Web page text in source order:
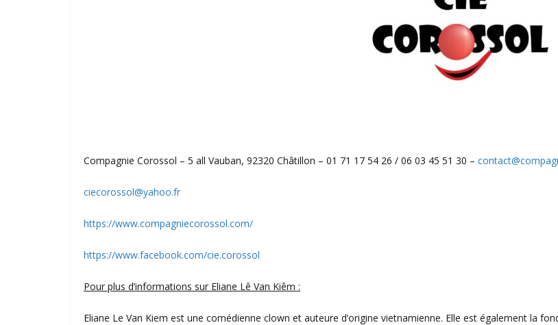
Compagnie Corossol – 5 all Vauban, 92320 Châtillon – 01 71 17 54 26 / 06 03 45 51 30 –
ciecorossol@yahoo.fr
https://www.compagniecorossol.com/
https://www.facebook.com/cie.corossol
Pour plus d’informations sur Eliane Lê Van Kiêm :
Eliane Le Van Kiem est une comédienne clown et auteure d’origine vietnamienne. Elle est également la